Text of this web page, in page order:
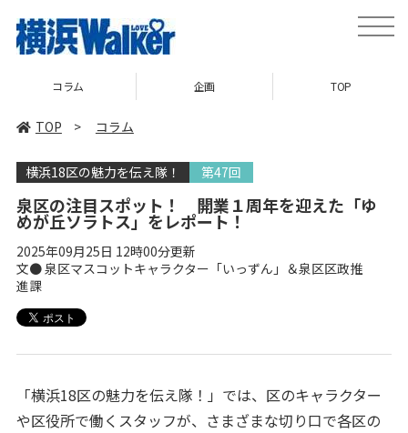
toggle
企画 TOP ニュース
TOP > コラム
横浜18区の魅力を伝え隊！ 第47回
泉区の注目スポット！ 開業１周年を迎えた「ゆ
めが丘ソラトス」をレポート！
2025年09月25日 12時00分更新
文● 泉区マスコットキャラクター「いっずん」＆泉区区政推
進課
「横浜18区の魅力を伝え隊！」では、区のキャラクター
や区役所で働くスタッフが、さまざまな切り口で各区の